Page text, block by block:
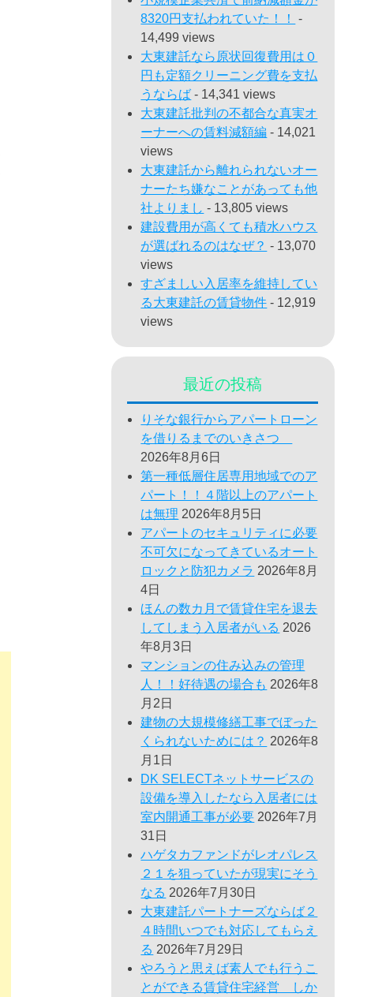
8320円支払われていた！！
-
14,499 views
大東建託なら原状回復費用は０
円も定額クリーニング費を支払
うならば - 14,341 views
大東建託批判の不都合な真実オ
ーナーへの賃料減額編 - 14,021
views
大東建託から離れられないオー
ナーたち嫌なことがあっても他
社よりまし - 13,805 views
建設費用が高くても積水ハウス
が選ばれるのはなぜ？ - 13,070
views
すざましい入居率を維持してい
る大東建託の賃貸物件 - 12,919
views
最近の投稿
りそな銀行からアパートローン
を借りるまでのいきさつ
2026年8月6日
第一種低層住居専用地域でのア
パート！！４階以上のアパート
は無理 2026年8月5日
アパートのセキュリティに必要
不可欠になってきているオート
ロックと防犯カメラ 2026年8月
4日
ほんの数カ月で賃貸住宅を退去
してしまう入居者がいる 2026
年8月3日
マンションの住み込みの管理
人！！好待遇の場合も 2026年8
月2日
建物の大規模修繕工事でぼった
くられないためには？ 2026年8
月1日
DK SELECTネットサービスの
設備を導入したなら入居者には
室内開通工事が必要 2026年7月
31日
ハゲタカファンドがレオパレス
２１を狙っていたが現実にそう
なる 2026年7月30日
大東建託パートナーズならば２
４時間いつでも対応してもらえ
る 2026年7月29日
やろうと思えば素人でも行うこ
とができる賃貸住宅経営 しか